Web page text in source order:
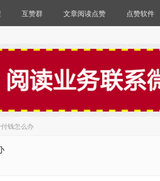
互赞群 文章阅读点赞 点赞软件
钱怎么办